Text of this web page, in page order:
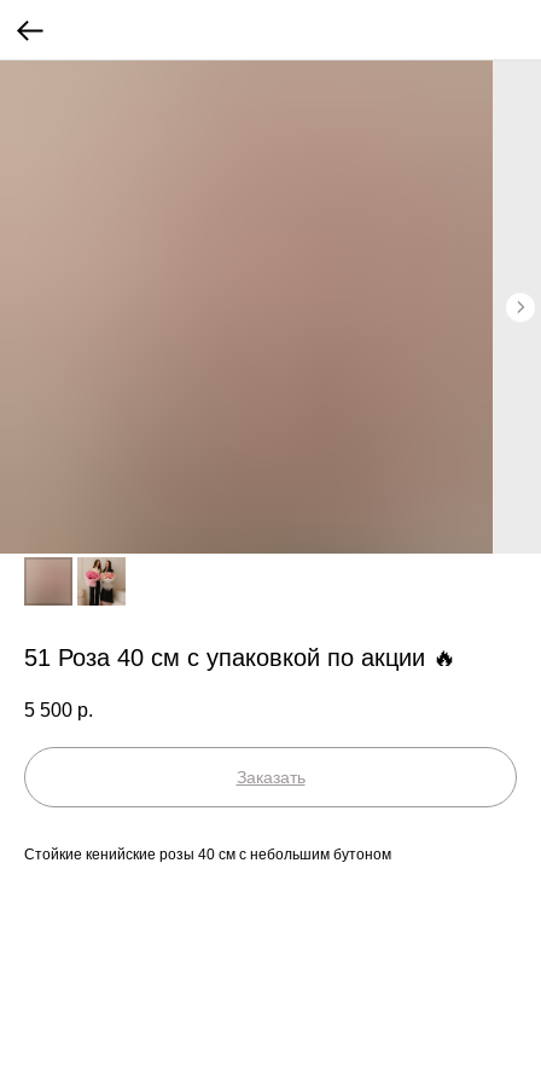
51 Роза 40 см с упаковкой по акции 🔥
5 500 р.
Заказать
Стойкие кенийские розы 40 см с небольшим бутоном